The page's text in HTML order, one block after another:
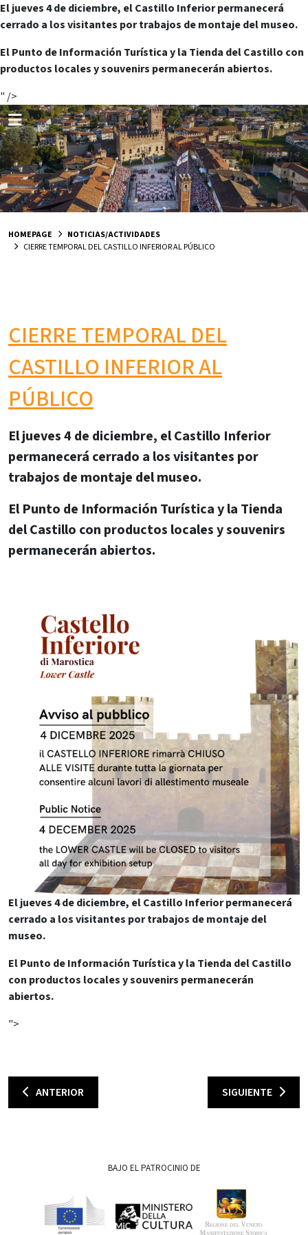
El jueves 4 de diciembre, el Castillo Inferior permanecerá
cerrado a los visitantes por trabajos de montaje del museo.
El Punto de Información Turística y la Tienda del Castillo con
productos locales y souvenirs permanecerán abiertos.
" />
HOMEPAGE
NOTICIAS/ACTIVIDADES
CIERRE TEMPORAL DEL CASTILLO INFERIOR AL PÚBLICO
CIERRE TEMPORAL DEL
CASTILLO INFERIOR AL
PÚBLICO
El jueves 4 de diciembre, el Castillo Inferior
permanecerá cerrado a los visitantes por
trabajos de montaje del museo.
El Punto de Información Turística y la Tienda
del Castillo con productos locales y souvenirs
permanecerán abiertos.
El jueves 4 de diciembre, el Castillo Inferior permanecerá
cerrado a los visitantes por trabajos de montaje del
museo.
El Punto de Información Turística y la Tienda del Castillo
con productos locales y souvenirs permanecerán
abiertos.
">
ANTERIOR SIGUIENTE
BAJO EL PATROCINIO DE